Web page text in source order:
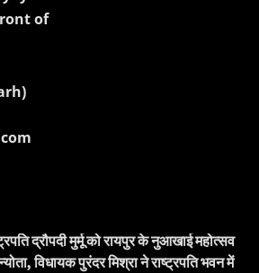
of
द्रौपदी मुर्मू को रायपुर के नुआखाई महोत्सव
विधायक पुरंदर मिश्रा ने राष्ट्रपति भवन में